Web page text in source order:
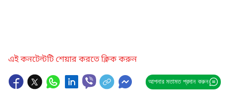
এই কনটেন্টটি শেয়ার করতে ক্লিক করুন
আপনার মতামত প্রদান করুন